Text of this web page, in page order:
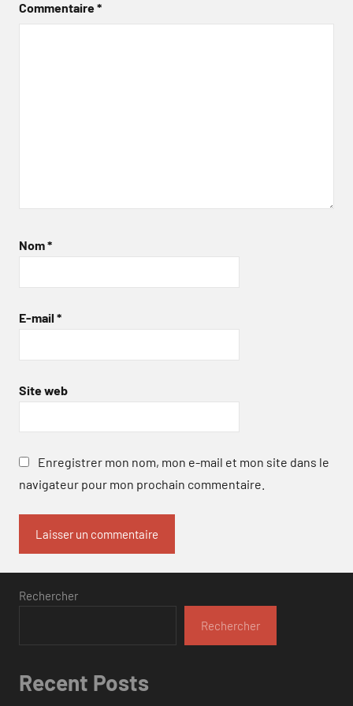
Commentaire*
Nom*
E-mail *
Site web
Enregistrer mon nom, mon e-mail et mon site dans le
navigateur pour mon prochain commentaire.
Rechercher
Rechercher
Recent Posts